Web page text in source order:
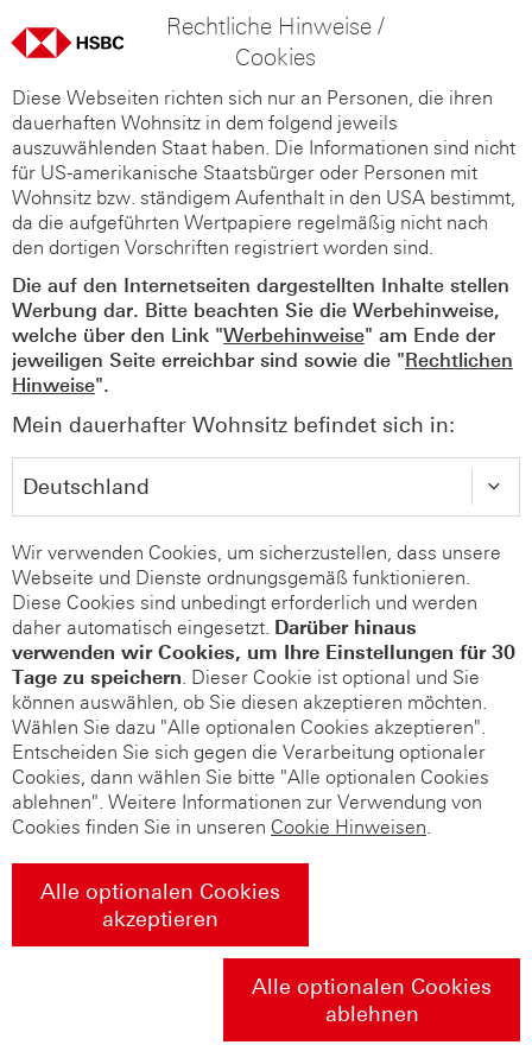
Rechtliche Hinweise /
Cookies
Diese Webseiten richten sich nur an Personen, die ihren
dauerhaften Wohnsitz in dem folgend jeweils
auszuwählenden Staat haben. Die Informationen sind nicht
für US-amerikanische Staatsbürger oder Personen mit
Wohnsitz bzw. ständigem Aufenthalt in den USA bestimmt,
da die aufgeführten Wertpapiere regelmäßig nicht nach
den dortigen Vorschriften registriert worden sind.
Die auf den Internetseiten dargestellten Inhalte stellen
Werbung dar. Bitte beachten Sie die Werbehinweise,
welche über den Link "Werbehinweise" am Ende der
jeweiligen Seite erreichbar sind sowie die "Rechtlichen
Hinweise".
Mein dauerhafter Wohnsitz befindet sich in:
Wir verwenden Cookies, um sicherzustellen, dass unsere
Webseite und Dienste ordnungsgemäß funktionieren.
Diese Cookies sind unbedingt erforderlich und werden
daher automatisch eingesetzt. Darüber hinaus
verwenden wir Cookies, um Ihre Einstellungen für 30
Tage zu speichern. Dieser Cookie ist optional und Sie
können auswählen, ob Sie diesen akzeptieren möchten.
Wählen Sie dazu "Alle optionalen Cookies akzeptieren".
Entscheiden Sie sich gegen die Verarbeitung optionaler
Cookies, dann wählen Sie bitte "Alle optionalen Cookies
ablehnen". Weitere Informationen zur Verwendung von
Cookies finden Sie in unseren Cookie Hinweisen.
Alle optionalen Cookies
akzeptieren
Alle optionalen Cookies
ablehnen